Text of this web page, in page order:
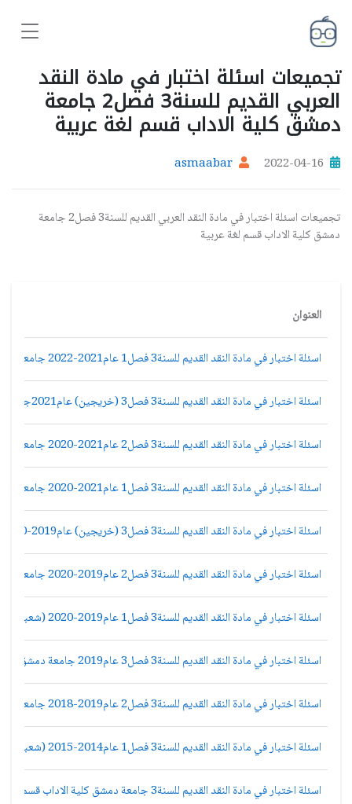
تجميعات اسئلة اختبار في مادة النقد
العربي القديم للسنة3 فصل2 جامعة
دمشق كلية الاداب قسم لغة عربية
2022-04-16
asmaabar
تجميعات اسئلة اختبار في مادة النقد العربي القديم للسنة3 فصل2 جامعة
دمشق كلية الاداب قسم لغة عربية
العنوان
اسئلة اختبار في مادة النقد القديم للسنة3 فصل1 عام2021-2022 جامعة دمشق كلية الاداب قسم لغة عربية
اسئلة اختبار في مادة النقد القديم للسنة3 فصل3 (خريجين) عام2021جامعة دمشق كلية الاداب قسم لغة عربية
اسئلة اختبار في مادة النقد القديم للسنة3 فصل2 عام2021-2020 جامعة دمشق كلية الاداب قسم لغة عربية
اسئلة اختبار في مادة النقد القديم للسنة3 فصل1 عام2021-2020 جامعة دمشق كلية الاداب قسم لغة عربية
اسئلة اختبار في مادة النقد القديم للسنة3 فصل3 (خريجين) عام2019-2020 جامعة دمشق كلية الاداب قسم لغة عربية
اسئلة اختبار في مادة النقد القديم للسنة3 فصل2 عام2019-2020 جامعة دمشق كلية الاداب قسم لغة عربية
اسئلة اختبار في مادة النقد القديم للسنة3 فصل1 عام2019-2020 (شعبة2) جامعة دمشق كلية الاداب قسم لغة عربية
اسئلة اختبار في مادة النقد القديم للسنة3 فصل3 عام2019 جامعة دمشق كلية الاداب قسم لغة عربية
اسئلة اختبار في مادة النقد القديم للسنة3 فصل2 عام2019-2018 جامعة دمشق كلية الاداب قسم لغة عربية
اسئلة اختبار في مادة النقد القديم للسنة3 فصل1 عام2014-2015 (شعبة2) جامعة دمشق كلية الاداب قسم لغة عربية
اسئلة اختبار في مادة النقد القديم للسنة3 جامعة دمشق كلية الاداب قسم لغة عربية